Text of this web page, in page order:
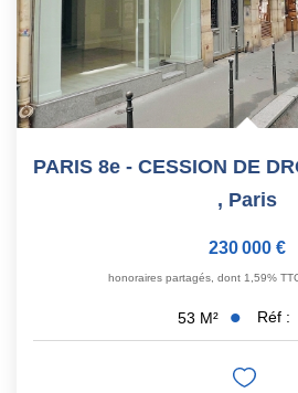
, Paris
230 000 €
honoraires partagés, dont 1,59%
53 M² Réf :